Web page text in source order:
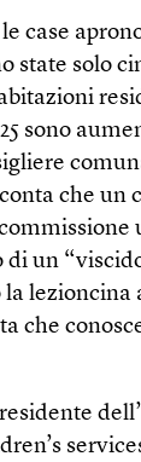
case
state solo
sono
che un
di un
lezioncina
che